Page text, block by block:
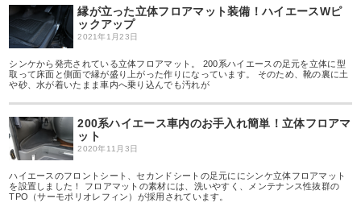
縁が立った立体フロアマット装備！ハイエースWピ
ックアップ
2021年1月23日
シンケから発売されている立体フロアマット。 200系ハイエースの足元を立体に型
取って床面と側面で縁が盛り上がった作りになっています。 そのため、靴の裏に土
や砂、水が着いたまま車内へ乗り込んでも汚れが
200系ハイエース車内のお手入れ簡単！立体フロアマ
ット
2020年11月3日
ハイエースのフロントシート、セカンドシートの足元ににシンケ立体フロアマット
を設置しました！ フロアマットの素材には、洗いやすく、メンテナンス性抜群の
TPO（サーモポリオレフィン）が採用されています。